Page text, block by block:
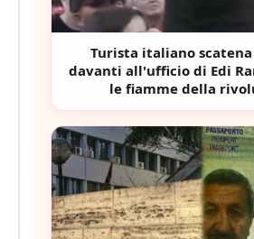
Turista italiano
davanti all'ufficio di Edi
le fiamme della